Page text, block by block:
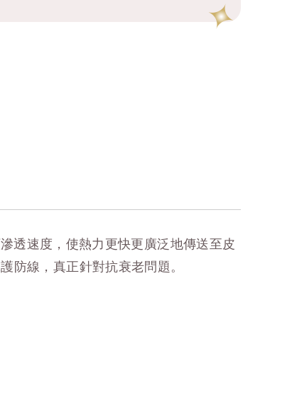
透速度，使熱力更快更廣泛地傳送至皮
防線，真正針對抗衰老問題。